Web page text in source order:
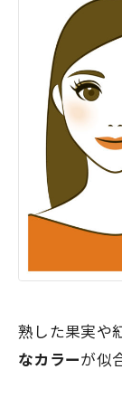
熟した果実や
なカラーが似